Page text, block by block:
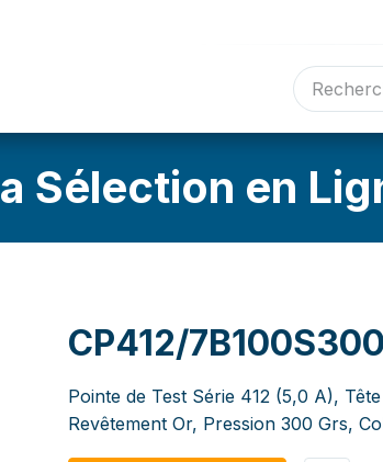
Sélection en ligne
Sélection en
CP412/
Pointe de Test Série 412 (5,0 A),
Revêtement Or, Pression 300 Grs,